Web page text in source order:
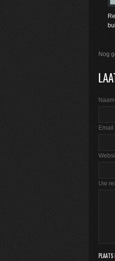
Nog
Naam
Email
Uw